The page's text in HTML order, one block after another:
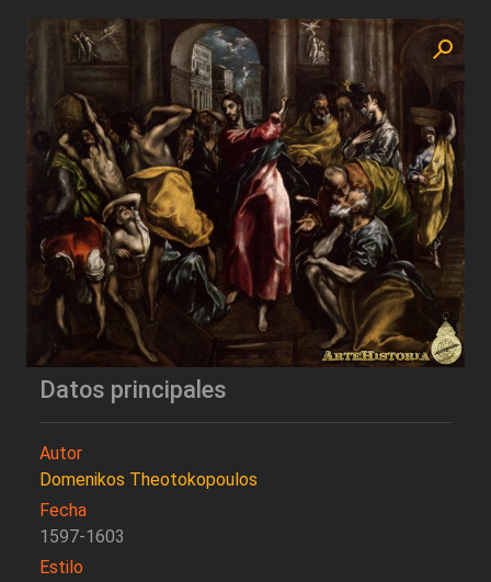
Datos principales
Autor
Domenikos Theotokopoulos
Fecha
1597-1603
Estilo